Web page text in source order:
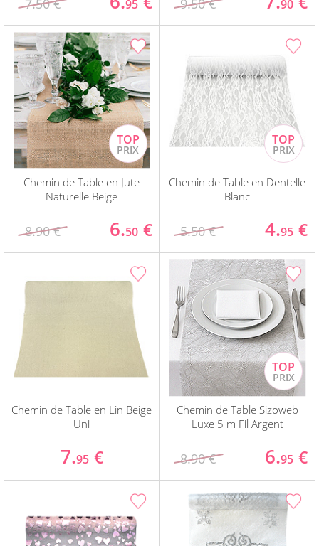
7.50 € 95 9.50 € 90
Chemin de Table en Jute
Naturelle Beige
8.90 € 6.50 €
Chemin de Table en Dentelle
Blanc
5.50 € 4.95 €
Chemin de Table en Lin Beige
Uni
7.95 €
Chemin de Table Sizoweb
Luxe 5 m Fil Argent
8.90 € 6.95 €